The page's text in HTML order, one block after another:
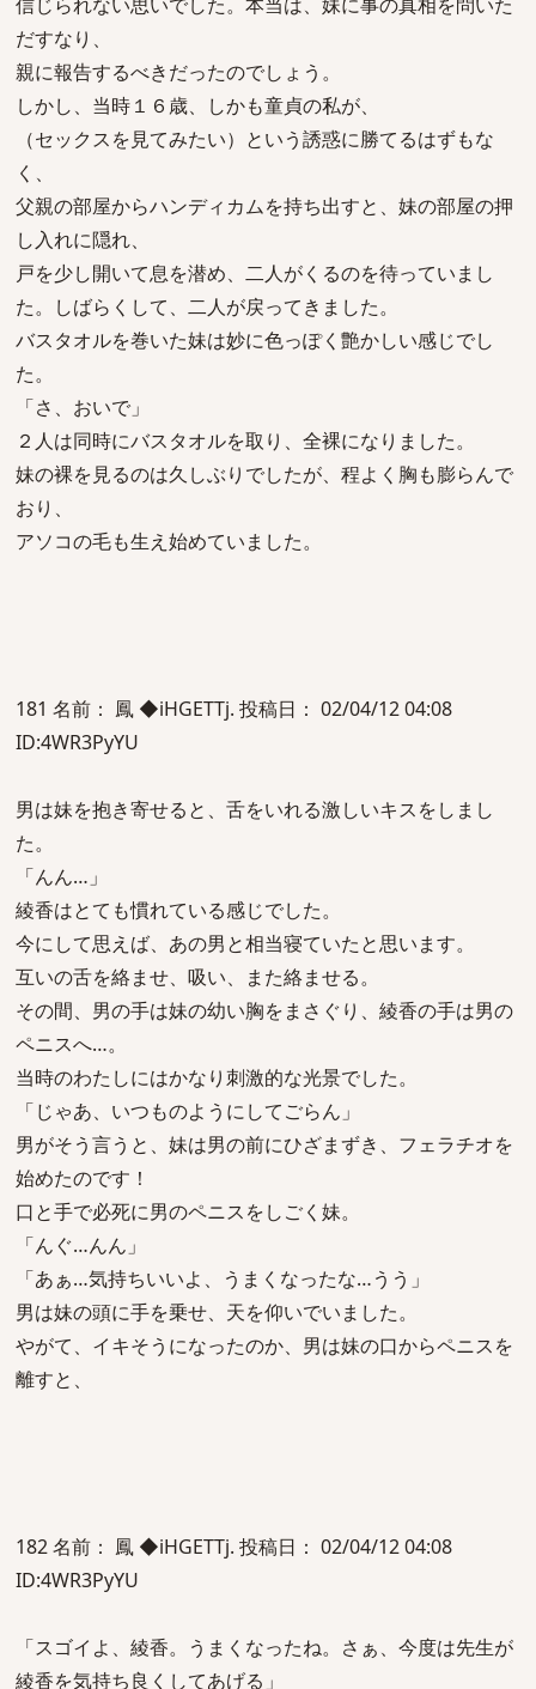
だすなり、
親に報告するべきだったのでしょう。
しかし、当時１６歳、しかも童貞の私が、
（セックスを見てみたい）という誘惑に勝てるはずもな
く、
父親の部屋からハンディカムを持ち出すと、妹の部屋の押
し入れに隠れ、
戸を少し開いて息を潜め、二人がくるのを待っていまし
た。しばらくして、二人が戻ってきました。
バスタオルを巻いた妹は妙に色っぽく艶かしい感じでし
た。
「さ、おいで」
２人は同時にバスタオルを取り、全裸になりました。
妹の裸を見るのは久しぶりでしたが、程よく胸も膨らんで
おり、
アソコの毛も生え始めていました。
181 名前： 鳳 ◆iHGETTj. 投稿日： 02/04/12 04:08
ID:4WR3PyYU
男は妹を抱き寄せると、舌をいれる激しいキスをしまし
た。
「んん…」
綾香はとても慣れている感じでした。
今にして思えば、あの男と相当寝ていたと思います。
互いの舌を絡ませ、吸い、また絡ませる。
その間、男の手は妹の幼い胸をまさぐり、綾香の手は男の
ペニスへ…。
当時のわたしにはかなり刺激的な光景でした。
「じゃあ、いつものようにしてごらん」
男がそう言うと、妹は男の前にひざまずき、フェラチオを
始めたのです！
口と手で必死に男のペニスをしごく妹。
「んぐ…んん」
「あぁ…気持ちいいよ、うまくなったな…うう」
男は妹の頭に手を乗せ、天を仰いでいました。
やがて、イキそうになったのか、男は妹の口からペニスを
離すと、
182 名前： 鳳 ◆iHGETTj. 投稿日： 02/04/12 04:08
ID:4WR3PyYU
「スゴイよ、綾香。うまくなったね。さぁ、今度は先生が
綾香を気持ち良くしてあげる」